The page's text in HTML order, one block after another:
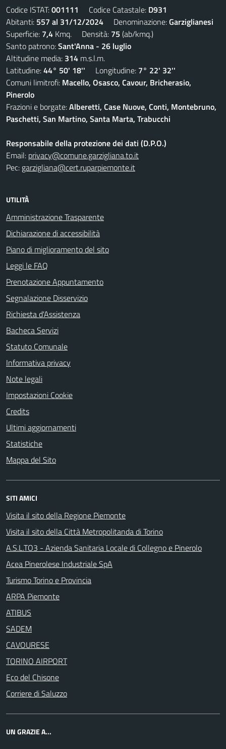
Codice ISTAT:001111 Codice Catastale: D931
Abitanti: 557 al 31/12/2024 Denominazione:Garziglianesi
Superficie: 7,4 Kmq. Densità: 75 (ab/kmq.)
Santo patrono:Sant'Anna - 26 luglio
Altitudine media: 314 m.s.l.m.
Latitudine:44° 50' 18'' Longitudine: 7° 22' 32''
Comuni limitrofi: Macello, Osasco, Cavour, Bricherasio,
Pinerolo
Frazioni e borgate:Alberetti, Case Nuove, Conti, Montebruno,
Paschetti, San Martino, Santa Marta, Trabucchi
Responsabile della protezione dei dati (D.P.O.)
Email: privacy@comune.garzigliana.to.it
Pec: garzigliana@cert.ruparpiemonte.it
UTILITÀ
Amministrazione Trasparente
Dichiarazione di accessibilità
Piano di miglioramento del sito
Leggi le FAQ
Prenotazione Appuntamento
Segnalazione Disservizio
Richiesta d'Assistenza
Bacheca Servizi
Statuto Comunale
Informativa privacy
Note legali
Impostazioni Cookie
Credits
Ultimi aggiornamenti
Statistiche
Mappa del Sito
SITI AMICI
Visita il sito della Regione Piemonte
Visita il sito della Città Metropolitanda di Torino
A.S.L.TO3 - Azienda Sanitaria Locale di Collegno e Pinerolo
Acea Pinerolese Industriale SpA
Turismo Torino e Provincia
ARPA Piemonte
ATIBUS
SADEM
CAVOURESE
TORINO AIRPORT
Eco del Chisone
Corriere di Saluzzo
UN GRAZIE A...